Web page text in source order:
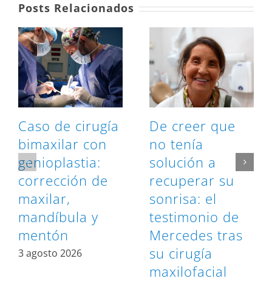
Posts Relacionados
Caso de cirugía
bimaxilar con
genioplastia:
corrección de
maxilar,
mandíbula y
mentón
3 agosto 2026
De creer que
no tenía
solución a
recuperar su
sonrisa: el
testimonio de
Mercedes tras
su cirugía
maxilofacial